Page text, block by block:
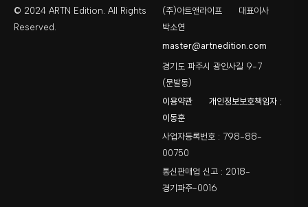
© 2024 ARTN Edition. All Rights
Reserved.
(주)아트앤라이프
대표이사
박소연
master@artnedition.com
경기도 파주시 광인사길 9-7
(문발동)
이용약관
개인정보보호책임자 :
이동훈
사업자등록번호 : 798-88-
00750
통신판매업 신고 : 2018-
경기파주-0016